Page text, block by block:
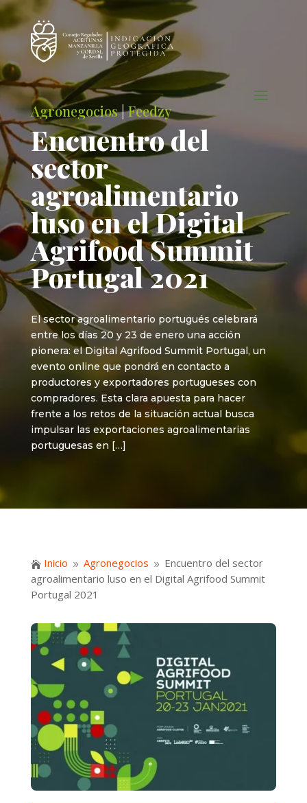
Agronegocios|Feedzy
Encuentro del
sector
agroalimentario
luso en el Digital
Agrifood Summit
Portugal 2021
El sector agroalimentario portugués celebrará
entre los días 20 y 23 de enero una acción
pionera: el Digital Agrifood Summit Portugal, un
evento online que pondrá en contacto a
productores y exportadores portugueses con
compradores. Esta clara apuesta para hacer
frente a los retos de la situación actual busca
impulsar las exportaciones agroalimentarias
portuguesas en […]
 Inicio 9 Agronegocios 9 Encuentro del sector
agroalimentario luso en el Digital Agrifood Summit
Portugal 2021